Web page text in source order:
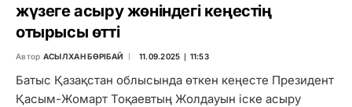
жүзеге асыру жөніндегі кеңестің
отырысы өтті
Автор АСЫЛХАН БӨРІБАЙ 11.09.2025 ∣ 11:53
Батыс Қазақстан облысында өткен кеңесте Президент
Қасым-Жомарт Тоқаевтың Жолдауын іске асыру